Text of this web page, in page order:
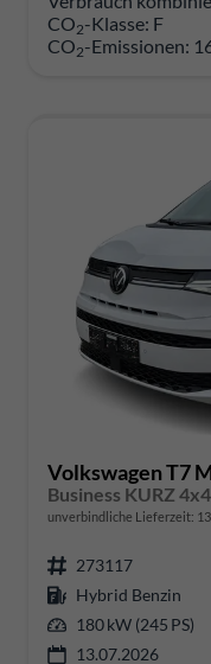
CO2-Klasse: F
CO2-Emissionen:
Volkswagen T7
unverbindliche Lieferzeit:
273117
Hybrid Benzin
180 kW (245 PS)
13.07.2026